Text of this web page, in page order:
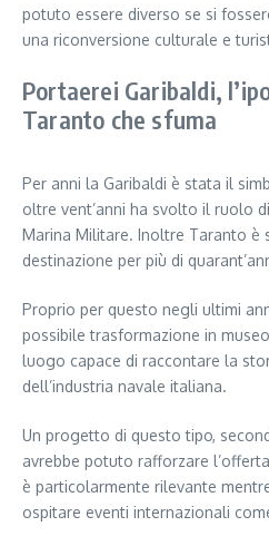
potuto essere diverso se si
una riconversione culturale e
Portaerei Garibaldi,
Taranto che sfuma
Per anni la Garibaldi è stata il
oltre vent’anni ha svolto il ruolo
Marina Militare. Inoltre Taranto è
destinazione per più di
Proprio per questo negli ultimi
possibile trasformazione in
luogo capace di raccontare la
dell’industria navale italiana.
Un progetto di questo tipo,
avrebbe potuto rafforzare
è particolarmente rilevante
ospitare eventi internazionali